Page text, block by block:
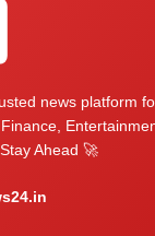
news platform
Ahead 🚀